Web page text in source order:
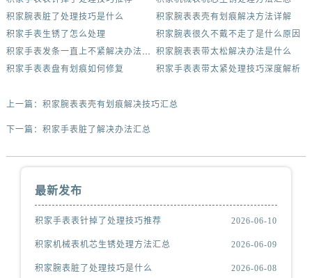
积家腕表脏了处理技巧是什么
积家腕表表壳有划痕解决方法详解
积家手表生锈了怎么处理
积家腕表很久不戴不走了是什么原因
积家手表发条一直上不紧解决办法集锦
积家腕表表带太松解决办法是什么
积家手表表盘有划痕如何修复
积家手表表带太紧处理技巧深度解析
上一篇： 积家腕表表壳有划痕解决技巧汇总
下一篇： 积家手表脏了解决办法汇总
最新发布
积家手表表针掉了处理技巧推荐 2026-06-10
积家机械表机芯生锈处理方法汇总 2026-06-09
积家腕表脏了处理技巧是什么 2026-06-08